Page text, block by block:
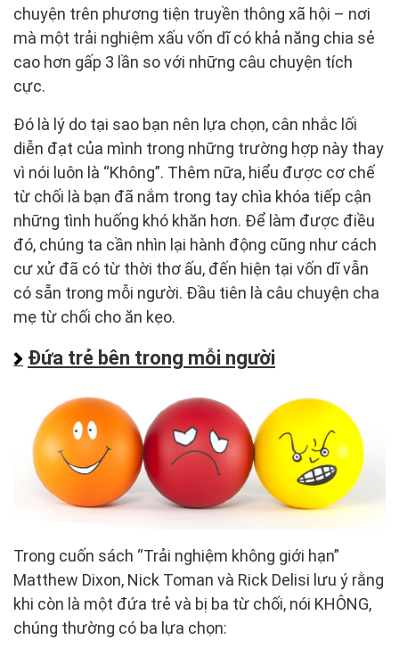
chuyện trên phương tiện truyền thông xã hội – nơi
mà một trải nghiệm xấu vốn dĩ có khả năng chia sẻ
cao hơn gấp 3 lần so với những câu chuyện tích
cực.
Đó là lý do tại sao bạn nên lựa chọn, cân nhắc lối
diễn đạt của mình trong những trường hợp này thay
vì nói luôn là “Không”. Thêm nữa, hiểu được cơ chế
từ chối là bạn đã nắm trong tay chìa khóa tiếp cận
những tình huống khó khăn hơn. Để làm được điều
đó, chúng ta cần nhìn lại hành động cũng như cách
cư xử đã có từ thời thơ ấu, đến hiện tại vốn dĩ vẫn
có sẵn trong mỗi người. Đầu tiên là câu chuyện cha
mẹ từ chối cho ăn kẹo.
Đứa trẻ bên trong mỗi người
Trong cuốn sách “Trải nghiệm không giới hạn”
Matthew Dixon, Nick Toman và Rick Delisi lưu ý rằng
khi còn là một đứa trẻ và bị ba từ chối, nói KHÔNG,
chúng thường có ba lựa chọn: